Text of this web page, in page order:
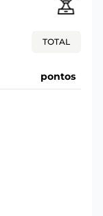
TOTAL
pontos